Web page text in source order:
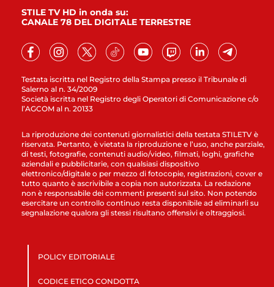
Testata iscritta nel Registro della Stampa presso il Tribunale di
Salerno al n. 34/2009
Società iscritta nel Registro degli Operatori di Comunicazione c/o
l’AGCOM al n. 20133
STILE TV HD in onda su:
CANALE 78 DEL DIGITALE TERRESTRE
La riproduzione dei contenuti giornalistici della testata STILETV è
riservata. Pertanto, è vietata la riproduzione e l’uso, anche parziale,
di testi, fotografie, contenuti audio/video, filmati, loghi, grafiche
aziendali e pubblicitarie, con qualsiasi dispositivo
elettronico/digitale o per mezzo di fotocopie, registrazioni, cover e
tutto quanto è ascrivibile a copia non autorizzata. La redazione
non è responsabile dei commenti presenti sul sito. Non potendo
esercitare un controllo continuo resta disponibile ad eliminarli su
segnalazione qualora gli stessi risultano offensivi e oltraggiosi.
POLICY EDITORIALE
CODICE ETICO CONDOTTA